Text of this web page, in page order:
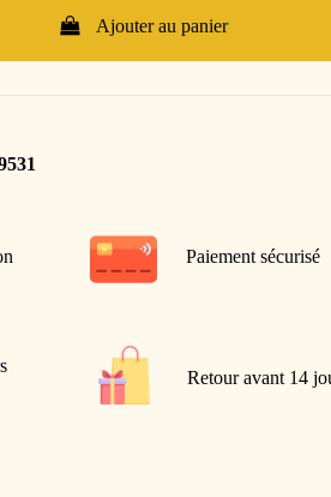
Ajouter au panier
Paiement sécurisé
Retour avant 14